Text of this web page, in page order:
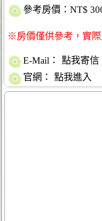
參考房價：NT$
※房價僅供參考，實
E-Mail：
點我寄信
官網：
點我進入